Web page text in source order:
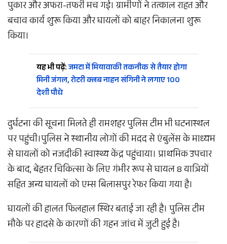
पुकार और अफरा-तफरी मच गई। ग्रामीणों ने तत्काल राहत और
बचाव कार्य शुरू किया और घायलों को बाहर निकालना शुरू
किया।
यह भी पढ़ें:जमटा में मियावाकी तकनीक से तैयार होगा
मिनी जंगल, रोटरी क्लब नाहन संगिनी ने लगाए 100
देशी पौधे
दुर्घटना की सूचना मिलते ही रामशहर पुलिस टीम भी घटनास्थल
पर पहुंची।पुलिस ने स्थानीय लोगों की मदद से एंबुलेंस के माध्यम
से घायलों को नजदीकी स्वास्थ्य केंद्र पहुंचाया। प्राथमिक उपचार
के बाद, बेहतर चिकित्सा के लिए गंभीर रूप से घायल 8 यात्रियों
सहित अन्य घायलों को एम्स बिलासपुर रेफर किया गया है।
घायलों की हालत फिलहाल स्थिर बताई जा रही है। पुलिस टीम
मौके पर हादसे के कारणों की गहन जांच में जुटी हुई है।